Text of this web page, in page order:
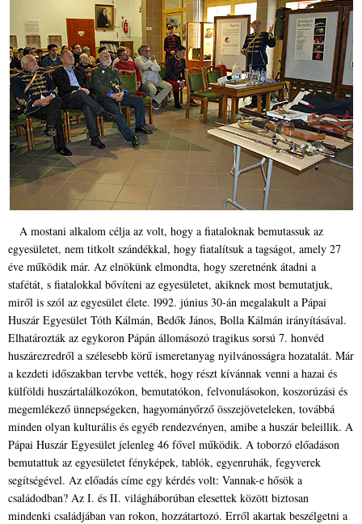
A mostani alkalom célja az volt, hogy a fiataloknak bemutassuk az
egyesületet, nem titkolt szándékkal, hogy fiatalítsuk a tagságot, amely 27
éve működik már. Az elnökünk elmondta, hogy szeretnénk átadni a
stafétát, s fiatalokkal bővíteni az egyesületet, akiknek most bemutatjuk,
miről is szól az egyesület élete. l992. június 30-án megalakult a Pápai
Huszár Egyesület Tóth Kálmán, Bedők János, Bolla Kálmán irányításával.
Elhatározták az egykoron Pápán állomásozó tragikus sorsú 7. honvéd
huszárezredről a szélesebb körű ismeretanyag nyilvánosságra hozatalát. Már
a kezdeti időszakban tervbe vették, hogy részt kívánnak venni a hazai és
külföldi huszártalálkozókon, bemutatókon, felvonulásokon, koszorúzási és
megemlékező ünnepségeken, hagyományőrző összejöveteleken, továbbá
minden olyan kulturális és egyéb rendezvényen, amibe a huszár beleillik. A
Pápai Huszár Egyesület jelenleg 46 fővel működik. A toborzó előadáson
bemutattuk az egyesületet fényképek, tablók, egyenruhák, fegyverek
segítségével. Az előadás címe egy kérdés volt: Vannak-e hősök a
családodban? Az I. és II. világháborúban elesettek között biztosan
mindenki családjában van rokon, hozzátartozó. Erről akartak beszélgetni a